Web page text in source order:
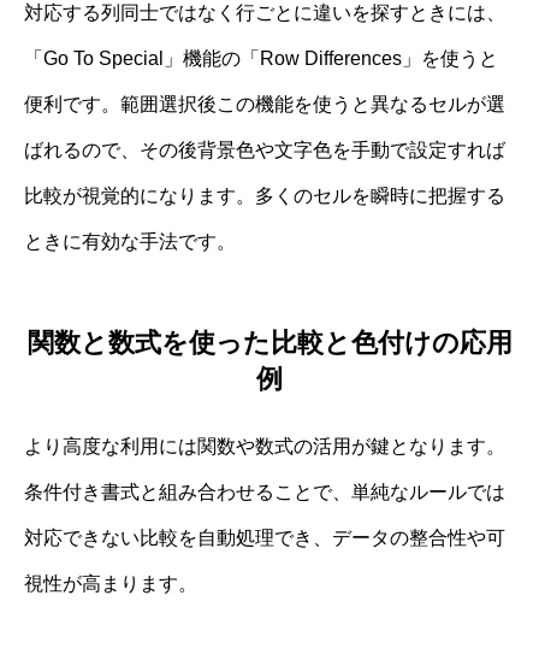
対応する列同士ではなく行ごとに違いを探すときには、
「Go To Special」機能の「Row Differences」を使うと
便利です。範囲選択後この機能を使うと異なるセルが選
ばれるので、その後背景色や文字色を手動で設定すれば
比較が視覚的になります。多くのセルを瞬時に把握する
ときに有効な手法です。
関数と数式を使った比較と色付けの応用
例
より高度な利用には関数や数式の活用が鍵となります。
条件付き書式と組み合わせることで、単純なルールでは
対応できない比較を自動処理でき、データの整合性や可
視性が高まります。